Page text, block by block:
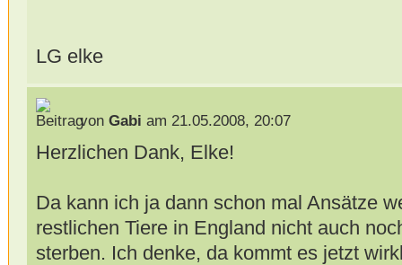
LG elke
von Gabi am 21.05.2008, 20:07
Herzlichen Dank, Elke!
Da kann ich ja dann schon mal Ansätze
restlichen Tiere in England nicht auch
sterben. Ich denke, da kommt es jetzt